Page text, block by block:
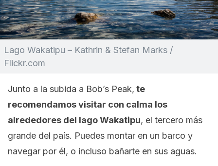
Lago Wakatipu – Kathrin & Stefan Marks /
Flickr.com
Junto a la subida a Bob’s Peak, te
recomendamos visitar con calma los
alrededores del lago Wakatipu, el tercero más
grande del país. Puedes montar en un barco y
navegar por él, o incluso bañarte en sus aguas.